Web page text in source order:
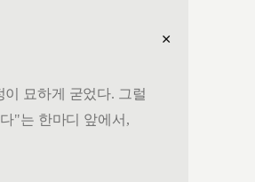
＋
묘하게 굳었다. 그럴
"는 한마디 앞에서,